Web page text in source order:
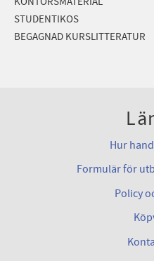
STUDENTIKOS
BEGAGNAD KURSLITTERATUR
Hur
Formulär för
Policy